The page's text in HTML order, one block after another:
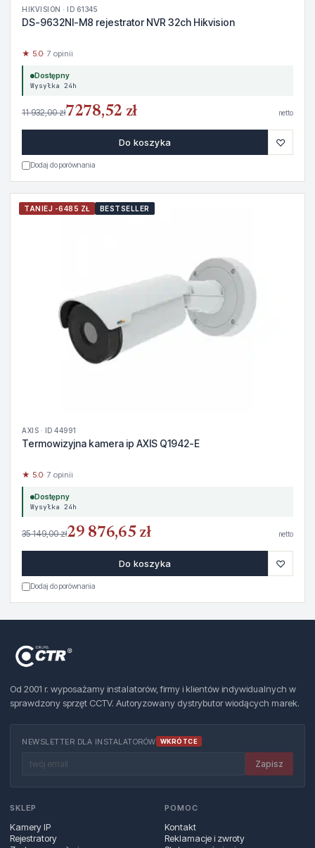
HIKVISION · ID 61345
DS-9632NI-M8 rejestrator NVR 32ch Hikvision
★ 5.0· 7 opinii
Dostępny
Wysyłka 24h
11 932,00 zł7278,52 zł netto
Do koszyka ♡
Dodaj do porównania
TANIEJ -6485 ZŁ BESTSELLER
AXIS · ID 44991
Termowizyjna kamera ip AXIS Q1942-E
★ 5.0· 7 opinii
Dostępny
Wysyłka 24h
35 149,00 zł29 876,65 zł netto
Do koszyka ♡
Dodaj do porównania
Od 2001 r. wyposażamy instalatorów, firmy i klientów indywidualnych w
sprawdzony sprzęt CCTV. Autoryzowany dystrybutor wiodących marek.
NEWSLETTER DLA INSTALATORÓW WKRÓTCE
Zapisz
SKLEP
Kamery IP
Rejestratory
POMOC
Kontakt
Reklamacje i zwroty